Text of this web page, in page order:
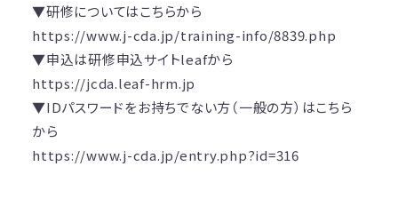
▼研修についてはこちらから
https://www.j-cda.jp/training-info/8839.php
▼申込は研修申込サイトleafから
https://jcda.leaf-hrm.jp
▼IDパスワードをお持ちでない方（一般の方）はこちら
から
https://www.j-cda.jp/entry.php?id=316